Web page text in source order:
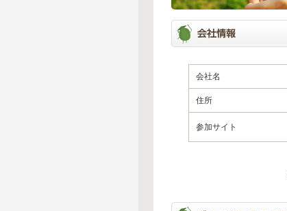
会社名
住所
参加サイト